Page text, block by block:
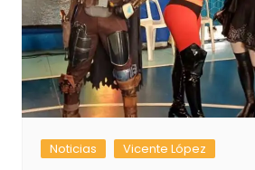
Noticias Vicente López